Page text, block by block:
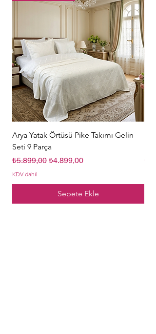
Arya Yatak Örtüsü Pike Takımı Gelin
Seti 9 Parça
Normal Fiyat
₺5.899,00 İndirimli Fiyat
₺4.899,00
KDV dahil
Sepete Ekle